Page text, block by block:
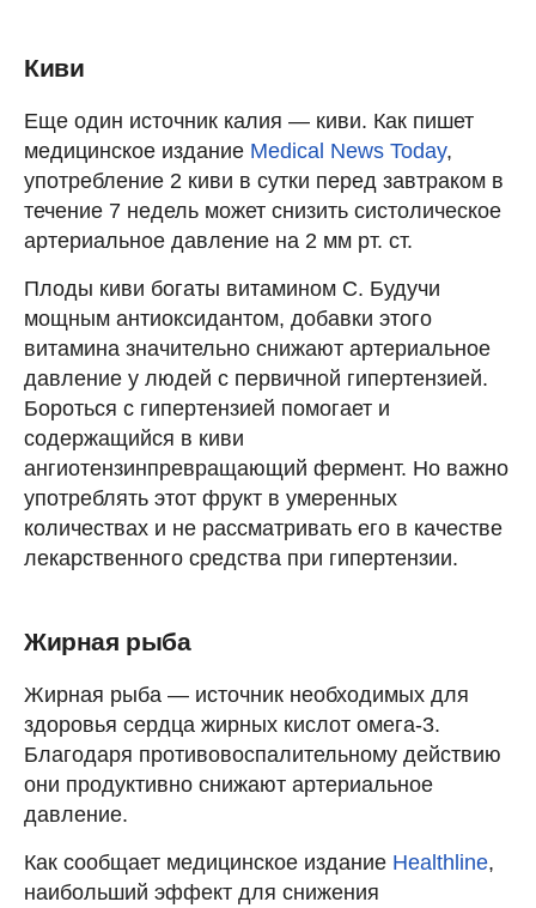
Киви
Еще один источник калия — киви. Как пишет
медицинское издание Medical News Today,
употребление 2 киви в сутки перед завтраком в
течение 7 недель может снизить систолическое
артериальное давление на 2 мм рт. ст.
Плоды киви богаты витамином С. Будучи
мощным антиоксидантом, добавки этого
витамина значительно снижают артериальное
давление у людей с первичной гипертензией.
Бороться с гипертензией помогает и
содержащийся в киви
ангиотензинпревращающий фермент. Но важно
употреблять этот фрукт в умеренных
количествах и не рассматривать его в качестве
лекарственного средства при гипертензии.
Жирная рыба
Жирная рыба — источник необходимых для
здоровья сердца жирных кислот омега-3.
Благодаря противовоспалительному действию
они продуктивно снижают артериальное
давление.
Как сообщает медицинское издание Healthline,
наибольший эффект для снижения